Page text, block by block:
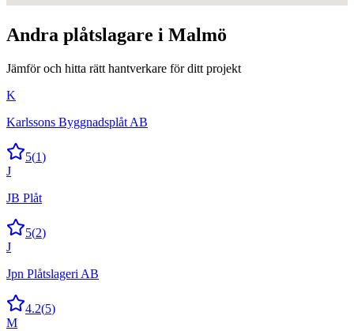
Andra plåtslagare i Malmö
Jämför och hitta rätt hantverkare för ditt projekt
K
Karlssons Byggnadsplåt AB
5(1)
J
JB Plåt
5(2)
J
Jpn Plåtslageri AB
4.2(5)
M